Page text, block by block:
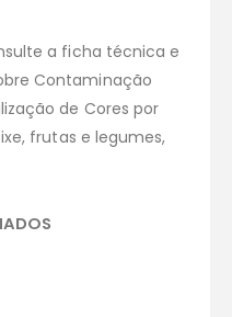
a ficha técnica e
Contaminação
de Cores por
frutas e legumes,